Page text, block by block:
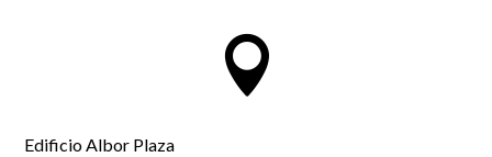

Edificio Albor Plaza